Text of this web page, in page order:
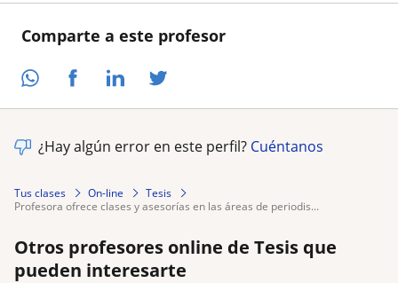
Comparte a este profesor
¿Hay algún error en este perfil? Cuéntanos
Tus clases On-line
Tesis
profesora ofrece clases y asesorías en las áreas de periodis...
Otros profesores online de Tesis que
pueden interesarte